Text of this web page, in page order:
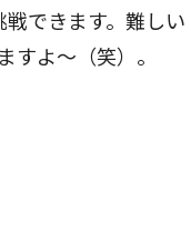
できます。難しい
よ～（笑）。